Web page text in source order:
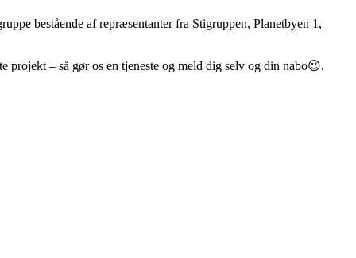
bestående af repræsentanter fra Stigruppen, Planetbyen 1,
projekt – så gør os en tjeneste og meld dig selv og din nabo😉.